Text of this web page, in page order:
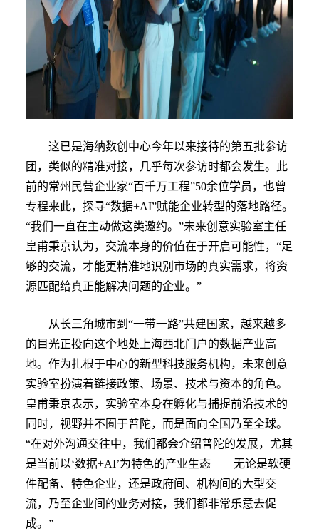
这已是海纳数创中心今年以来接待的第五批参访
团，类似的精准对接，几乎每次参访时都会发生。此
前的常州民营企业家“百千万工程”50余位学员，也曾
专程来此，探寻“数据+AI”赋能企业转型的落地路径。
“我们一直在主动做这类邀约。”未来创意实验室主任
皇甫秉京认为，交流本身的价值在于开启可能性，“足
够的交流，才能更精准地识别市场的真实需求，将资
源匹配给真正能解决问题的企业。”
从长三角城市到“一带一路”共建国家，越来越多
的目光正投向这个地处上海西北门户的数据产业高
地。作为扎根于中心的新型科技服务机构，未来创意
实验室扮演着链接政策、场景、技术与资本的角色。
皇甫秉京表示，实验室本身在孵化与捕捉前沿技术的
同时，视野并不囿于普陀，而是面向全国乃至全球。
“在对外沟通交往中，我们都会介绍普陀的发展，尤其
是当前以‘数据+AI’为特色的产业生态——无论是软硬
件配备、特色企业，还是政府间、机构间的大型交
流，乃至企业间的业务对接，我们都非常乐意去促
成。”